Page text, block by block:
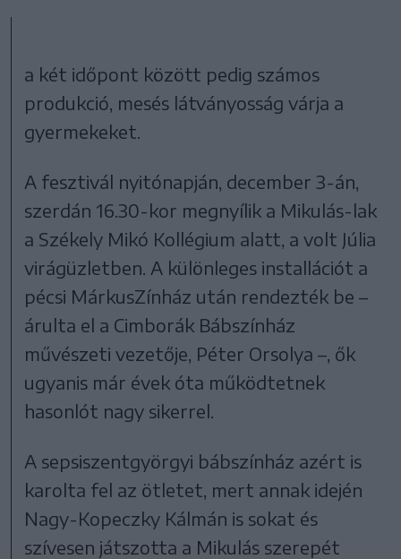
a két időpont között pedig számos
produkció, mesés látványosság várja a
gyermekeket.
A fesztivál nyitónapján, december 3-án,
szerdán 16.30-kor megnyílik a Mikulás-lak
a Székely Mikó Kollégium alatt, a volt Júlia
virágüzletben. A különleges installációt a
pécsi MárkusZínház után rendezték be –
árulta el a Cimborák Bábszínház
művészeti vezetője, Péter Orsolya –, ők
ugyanis már évek óta működtetnek
hasonlót nagy sikerrel.
A sepsiszentgyörgyi bábszínház azért is
karolta fel az ötletet, mert annak idején
Nagy-Kopeczky Kálmán is sokat és
szívesen játszotta a Mikulás szerepét